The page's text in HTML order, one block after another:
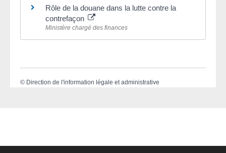
Rôle de la douane dans la lutte contre la
contrefaçon
Ministère chargé des finances
© Direction de l'information légale et administrative